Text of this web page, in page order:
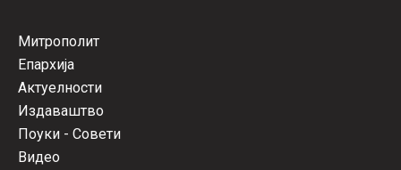
Митрополит
Епархија
Актуелности
Издаваштво
Поуки - Совети
Видео